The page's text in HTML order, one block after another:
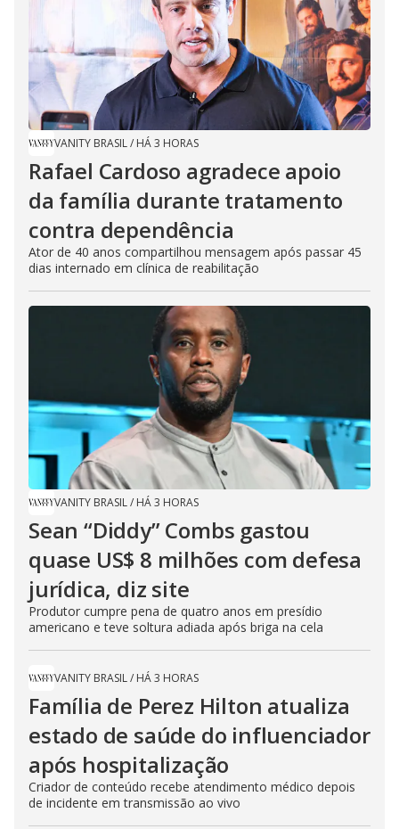
VANITY BRASIL/ HÁ 3 HORAS
Rafael Cardoso agradece apoio
da família durante tratamento
contra dependência
Ator de 40 anos compartilhou mensagem após passar 45
dias internado em clínica de reabilitação
VANITY BRASIL/ HÁ 3 HORAS
Sean “Diddy” Combs gastou
quase US$ 8 milhões com defesa
jurídica, diz site
Produtor cumpre pena de quatro anos em presídio
americano e teve soltura adiada após briga na cela
VANITY BRASIL/ HÁ 3 HORAS
Família de Perez Hilton atualiza
estado de saúde do influenciador
após hospitalização
Criador de conteúdo recebe atendimento médico depois
de incidente em transmissão ao vivo